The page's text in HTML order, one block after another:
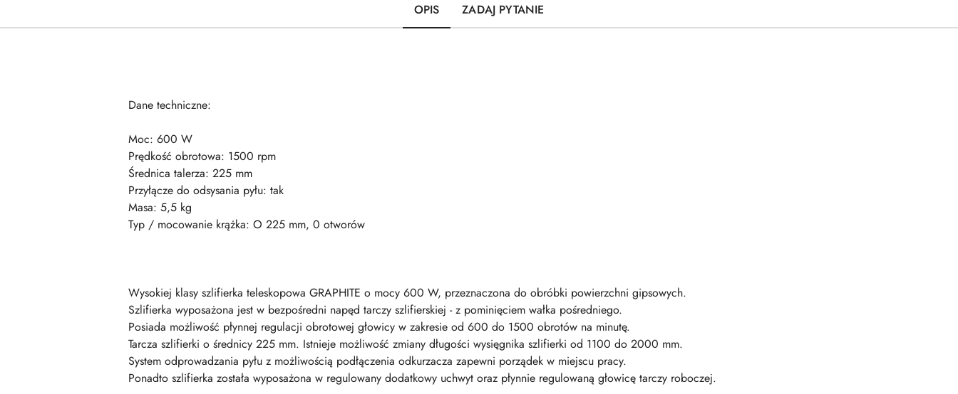
OPIS ZADAJ PYTANIE
Dane techniczne:
Moc: 600 W
Prędkość obrotowa: 1500 rpm
Średnica talerza: 225 mm
Przyłącze do odsysania pyłu: tak
Masa: 5,5 kg
Typ / mocowanie krążka: O 225 mm, 0 otworów
Wysokiej klasy szlifierka teleskopowa GRAPHITE o mocy 600 W, przeznaczona do obróbki powierzchni gipsowych.
Szlifierka wyposażona jest w bezpośredni napęd tarczy szlifierskiej - z pominięciem wałka pośredniego.
Posiada możliwość płynnej regulacji obrotowej głowicy w zakresie od 600 do 1500 obrotów na minutę.
Tarcza szlifierki o średnicy 225 mm. Istnieje możliwość zmiany długości wysięgnika szlifierki od 1100 do 2000 mm.
System odprowadzania pyłu z możliwością podłączenia odkurzacza zapewni porządek w miejscu pracy.
Ponadto szlifierka została wyposażona w regulowany dodatkowy uchwyt oraz płynnie regulowaną głowicę tarczy roboczej.